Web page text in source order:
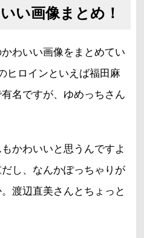
い画像まとめ！
わいい画像をまとめてい
ヒロインといえば福田麻
名ですが、ゆめっちさん
かわいいと思うんですよ
し、なんかぽっちゃりが
渡辺直美さんとちょっと